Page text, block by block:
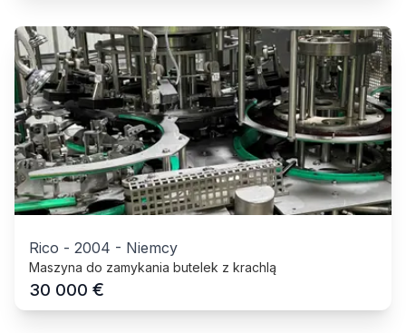
Rico - 2004 - Niemcy
Maszyna do zamykania butelek z krachlą
30 000 €